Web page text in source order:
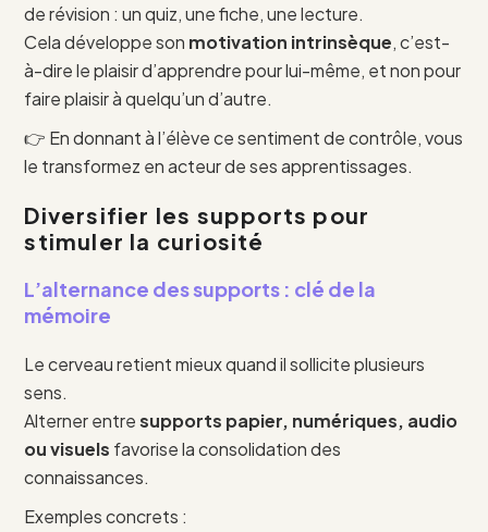
de révision : un quiz, une fiche, une lecture.
Cela développe son motivation intrinsèque, c’est-
à-dire le plaisir d’apprendre pour lui-même, et non pour
faire plaisir à quelqu’un d’autre.
👉 En donnant à l’élève ce sentiment de contrôle, vous
le transformez en acteur de ses apprentissages.
Diversifier les supports pour
stimuler la curiosité
L’alternance des supports : clé de la
mémoire
Le cerveau retient mieux quand il sollicite plusieurs
sens.
Alterner entresupports papier, numériques, audio
ou visuels favorise la consolidation des
connaissances.
Exemples concrets :